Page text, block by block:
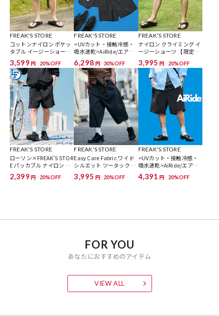
参考価格
9,900円（2026年3月25日時点）
※「参考価格」とは、Daytona Parkにおける対象商品の通常販売（先
行予約・先行割引は含まれません）開始時点の価格です。
ブランド説明
【Patagonia / パタゴニア】
創設者イヴォン・シュイナード（en:Yvon Chouinard）が14歳でロッ
ククライミングを始める。1957年カリフォルニア州バーバンクでロ
ッククライミング用具の製造を始めるパタゴニアの前身「シュイナー
ド・イクイップメント社」事実上のスタート。1973年 衣料品の輸入
業・製造販売も開始する。この頃、衣料品のブランド名として南米の
地名である「パタゴニア」を採用。パタゴニア（Patagonia）は、ア
メリカの登山用品、サーフィン用品、アウトドア用品、衣料品の製造
販売を手掛ける。また、環境保護活動に力を入れている企業としても
FREAK'S STORE
コットンナイロン ポケッ
タブル イージーショーツ
【限定展開】
3,599 円 20%OFF
FREAK'S STORE
<UVカット・接触冷感・
吸水速乾>AiRide/エアラ
イド パッカブル セットア
ップ / クルーネックプル
オーバー / ショーツ 【限
定展開】
6,298 円 30%OFF
FREAK'S STORE
ナイロン クライミング イ
ージーショーツ 【限定展
開】
3,995 円 20%OFF
FREAK'S STORE
ローソン×FREAK'S STOR
E パッカブル ナイロン ア
クティブ ショーツ / ロー
ソンフリーク
2,399 円 20%OFF
FREAK'S STORE
Easy Care Fabric ワイド
シルエット ツータック ス
リークウォーター バレル
ショーツ 【限定展開】
3,995 円 20%OFF
FREAK'S STORE
<UVカット・接触冷感・
吸水速乾>AiRide/エアラ
イド ポケッタブル イージ
ーショーツ 【限定展開】
4,391 円 20%OFF
FOR YOU
あなたにおすすめのアイテム
VIEW ALL